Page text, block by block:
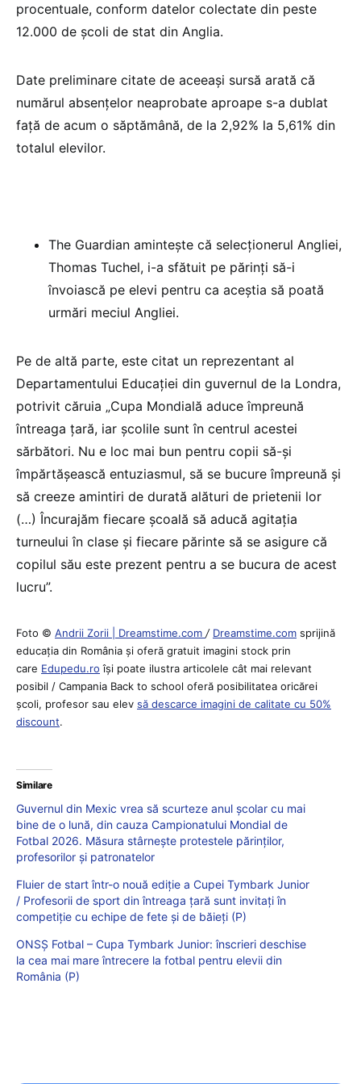
procentuale, conform datelor colectate din peste
12.000 de școli de stat din Anglia.
Date preliminare citate de aceeași sursă arată că
numărul absențelor neaprobate aproape s-a dublat
față de acum o săptămână, de la 2,92% la 5,61% din
totalul elevilor.
The Guardian amintește că selecționerul Angliei,
Thomas Tuchel, i-a sfătuit pe părinți să-i
învoiască pe elevi pentru ca aceștia să poată
urmări meciul Angliei.
Pe de altă parte, este citat un reprezentant al
Departamentului Educației din guvernul de la Londra,
potrivit căruia „Cupa Mondială aduce împreună
întreaga țară, iar școlile sunt în centrul acestei
sărbători. Nu e loc mai bun pentru copii să-și
împărtășească entuziasmul, să se bucure împreună și
să creeze amintiri de durată alături de prietenii lor
(…) Încurajăm fiecare școală să aducă agitația
turneului în clase și fiecare părinte să se asigure că
copilul său este prezent pentru a se bucura de acest
lucru”.
Foto © Andrii Zorii | Dreamstime.com / Dreamstime.com sprijină
educaţia din România şi oferă gratuit imagini stock prin
care Edupedu.ro îşi poate ilustra articolele cât mai relevant
posibil / Campania Back to school oferă posibilitatea oricărei
școli, profesor sau elev să descarce imagini de calitate cu 50%
discount.
Similare
Guvernul din Mexic vrea să scurteze anul școlar cu mai
bine de o lună, din cauza Campionatului Mondial de
Fotbal 2026. Măsura stârnește protestele părinților,
profesorilor și patronatelor
Fluier de start într-o nouă ediție a Cupei Tymbark Junior
/ Profesorii de sport din întreaga țară sunt invitați în
competiție cu echipe de fete și de băieți (P)
ONSȘ Fotbal – Cupa Tymbark Junior: înscrieri deschise
la cea mai mare întrecere la fotbal pentru elevii din
România (P)